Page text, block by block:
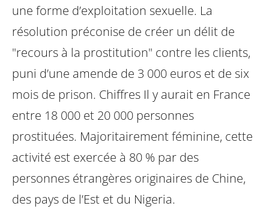
une forme d’exploitation sexuelle. La
résolution préconise de créer un délit de
"recours à la prostitution" contre les clients,
puni d’une amende de 3 000 euros et de six
mois de prison. Chiffres Il y aurait en France
entre 18 000 et 20 000 personnes
prostituées. Majoritairement féminine, cette
activité est exercée à 80 % par des
personnes étrangères originaires de Chine,
des pays de l’Est et du Nigeria.